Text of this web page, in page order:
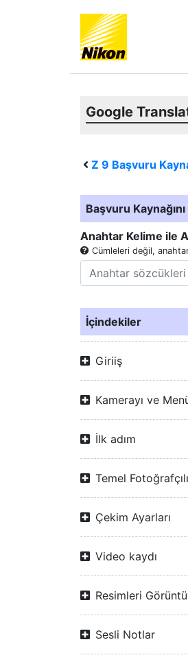
Google
Z 9 Başvuru
Başvuru
Anahtar Kelime ile
Cümleleri değil,
İçindekiler
Giriiş
Kamerayı ve
İlk adım
Temel
Çekim Ayarları
Video kaydı
Resimleri
Sesli Notlar